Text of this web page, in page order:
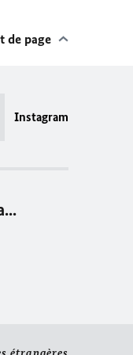
de page
Instagram